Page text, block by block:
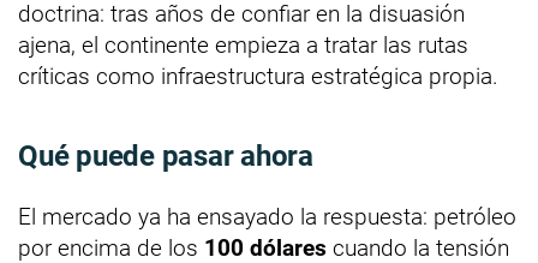
doctrina: tras años de confiar en la disuasión
ajena, el continente empieza a tratar las rutas
críticas como infraestructura estratégica propia.
Qué puede pasar ahora
El mercado ya ha ensayado la respuesta: petróleo
por encima de los 100 dólares cuando la tensión